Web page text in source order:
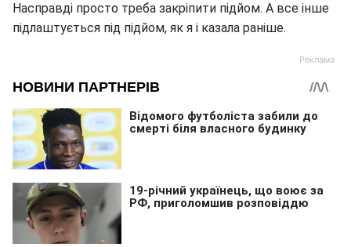
Насправді просто треба закріпити підйом. А все інше
підлаштується під підйом, як я і казала раніше.